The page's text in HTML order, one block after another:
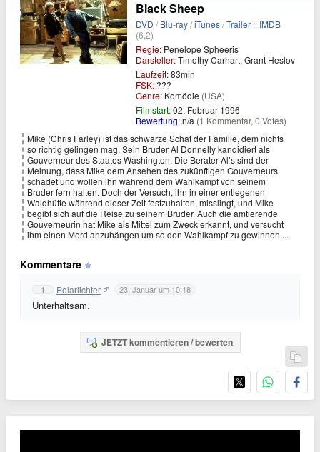
Black Sheep
DVD /Blu-ray/iTunes/Trailer :: IMDB
(6,2)
Regie: Penelope Spheeris
Darsteller:Timothy Carhart, Grant Heslov
Laufzeit:83min
FSK: ???
Genre: Komödie (USA)
Filmstart:02. Februar 1996
Bewertung:n/a (1 Kommentar, 0 Votes)
Mike (Chris Farley) ist das schwarze Schaf der Familie, dem nichts
so richtig gelingen mag. Sein Bruder Al Donnelly kandidiert als
Gouverneur des Staates Washington. Die Berater Al’s sind der
Meinung, dass Mike dem Ansehen des zukünftigen Gouverneurs
schadet und wollen ihn während dem Wahlkampf von seinem
Bruder fern halten. Doch der Versuch, ihn in einer entlegenen
Waldhütte während dieser Zeit festzuhalten, misslingt, und Mike
begibt sich auf die Reise zu seinem Bruder. Auch die amtierende
Gouverneurin hat Mike als Mittel zum Zweck erkannt, und versucht
ihm einen Mord anzuhängen um so den Wahlkampf zu gewinnen ...
Kommentare
1 Polarlichter 23. Januar um 10:18
Unterhaltsam.
JETZT kommentieren / bewerten